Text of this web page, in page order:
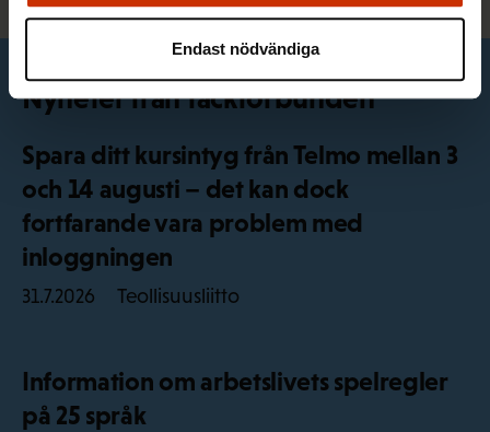
Endast nödvändiga
Nyheter från fackförbunden
Spara ditt kursintyg från Telmo mellan 3
och 14 augusti – det kan dock
fortfarande vara problem med
inloggningen
31.7.2026 Teollisuusliitto
Information om arbetslivets spelregler
på 25 språk